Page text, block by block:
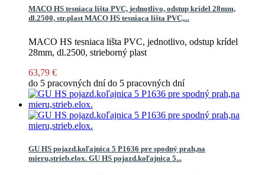
MACO HS tesniaca lišta PVC, jednotlivo, odstup krídel 28mm,
dl.2500, str.plast MACO HS tesniaca lišta PVC,...
MACO HS tesniaca lišta PVC, jednotlivo, odstup krídel
28mm, dl.2500, strieborný plast
63,79 €
do 5 pracovných dnído 5 pracovných dní
GU HS pojazd.koľajnica 5 P1636 pre spodný prah,na
mieru,strieb.elox. GU HS pojazd.koľajnica 5...